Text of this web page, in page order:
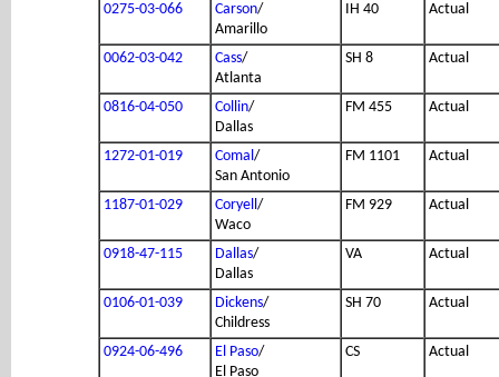
0275-03-066 Carson/
Amarillo
IH 40 Actual
0062-03-042 Cass/
Atlanta
SH 8 Actual
0816-04-050 Collin/
Dallas
FM 455 Actual
1272-01-019 Comal/
San Antonio
FM 1101 Actual
1187-01-029 Coryell/
Waco
FM 929 Actual
0918-47-115 Dallas/
Dallas
VA Actual
0106-01-039 Dickens/
Childress
SH 70 Actual
0924-06-496 El Paso/
El Paso
CS Actual